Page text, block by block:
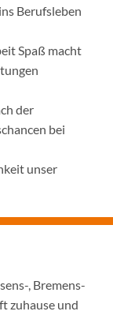
Berufsleben
Spaß macht
der
bei
unser
, Bremens-
zuhause und